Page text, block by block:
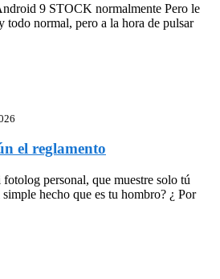
9 STOCK normalmente Pero le
todo normal, pero a la hora de pulsar
el reglamento
personal, que muestre solo tú
hecho que es tu hombro? ¿ Por